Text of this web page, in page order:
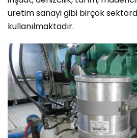
üretim sanayi gibi birçok
kullanılmaktadır.